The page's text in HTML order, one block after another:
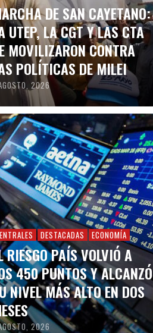
DE SAN CAYETANO:
UTEP, LA CGT Y LAS CTA
MOVILIZARON CONTRA
POLÍTICAS DE MILEI
2026
DESTACADAS ECONOMÍA
RIESGO PAÍS VOLVIÓ A
450 PUNTOS Y ALCANZÓ
NIVEL MÁS ALTO EN DOS
2026